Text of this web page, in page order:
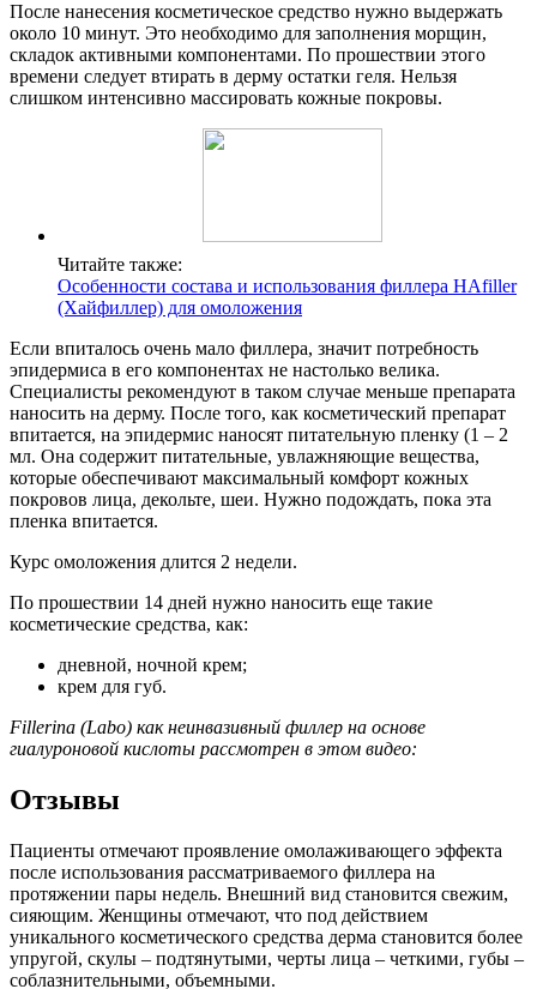
После нанесения косметическое средство нужно выдержать
около 10 минут. Это необходимо для заполнения морщин,
складок активными компонентами. По прошествии этого
времени следует втирать в дерму остатки геля. Нельзя
слишком интенсивно массировать кожные покровы.
Читайте также:
Особенности состава и использования филлера HAfiller
(Хайфиллер) для омоложения
Если впиталось очень мало филлера, значит потребность
эпидермиса в его компонентах не настолько велика.
Специалисты рекомендуют в таком случае меньше препарата
наносить на дерму. После того, как косметический препарат
впитается, на эпидермис наносят питательную пленку (1 – 2
мл. Она содержит питательные, увлажняющие вещества,
которые обеспечивают максимальный комфорт кожных
покровов лица, декольте, шеи. Нужно подождать, пока эта
пленка впитается.
Курс омоложения длится 2 недели.
По прошествии 14 дней нужно наносить еще такие
косметические средства, как:
дневной, ночной крем;
крем для губ.
Fillerina (Labo) как неинвазивный филлер на основе
гиалуроновой кислоты рассмотрен в этом видео:
Отзывы
Пациенты отмечают проявление омолаживающего эффекта
после использования рассматриваемого филлера на
протяжении пары недель. Внешний вид становится свежим,
сияющим. Женщины отмечают, что под действием
уникального косметического средства дерма становится более
упругой, скулы – подтянутыми, черты лица – четкими, губы –
соблазнительными, объемными.